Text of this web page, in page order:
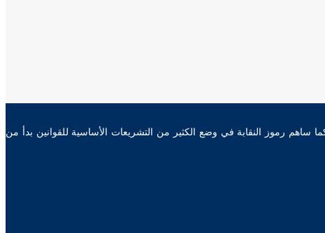
المحامين المصرية سنة 1912، ساهمت نقابة المحامين من خلال رموزها في وضع دساتير مصر من أول دستور 1923 وحتى دستور 2014، كما ساهم رموز النقابة في وضع الكثير من التشريعات الأساسية للقوانين بدأ من